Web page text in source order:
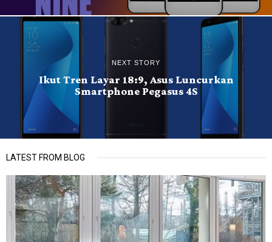
NEXT STORY
Ikut Tren Layar 18:9, Asus Luncurkan
Smartphone Pegasus 4S
LATEST FROM BLOG